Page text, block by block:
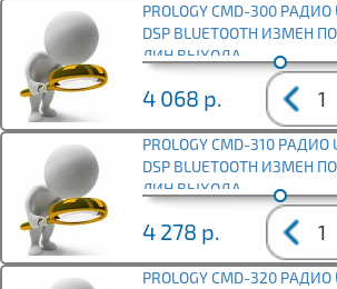
PROLOGY CMD-300
DSP BLUETOOTH ИЗМЕН
ЛИН ВЫХОДА
4 068 р.
PROLOGY CMD-310
DSP BLUETOOTH ИЗМЕН
ЛИН ВЫХОДА
4 278 р.
PROLOGY CMD-320